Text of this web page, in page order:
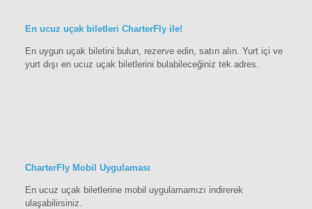
En ucuz uçak biletleri CharterFly ile!
En uygun uçak biletini bulun, rezerve edin, satın alın. Yurt içi ve
yurt dışı en ucuz uçak biletlerini bulabileceğiniz tek adres.
CharterFly Mobil Uygulaması
En ucuz uçak biletlerine mobil uygulamamızı indirerek
ulaşabilirsiniz.